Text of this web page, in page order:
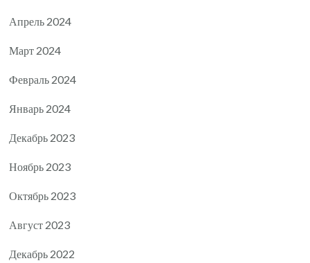
Апрель 2024
Март 2024
Февраль 2024
Январь 2024
Декабрь 2023
Ноябрь 2023
Октябрь 2023
Август 2023
Декабрь 2022